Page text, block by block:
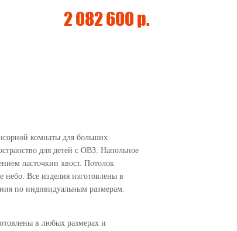
2 082 600 р.
комнаты для больших
для детей с ОВЗ. Напольное
ласточкин хвост. Потолок
Все изделия изготовлены в
по индивидуальным размерам.
в любых размерах и